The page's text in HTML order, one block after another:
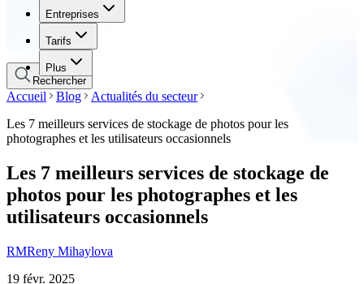
Entreprises
Tarifs
Plus
Entreprises
Tarifs
Rechercher
Accueil Blog
Actualités du secteur
Les 7 meilleurs services de stockage de photos pour les
photographes et les utilisateurs occasionnels
Les 7 meilleurs services de stockage de
photos pour les photographes et les
utilisateurs occasionnels
RMReny Mihaylova
19 févr. 2025